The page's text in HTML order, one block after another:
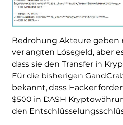
Bedrohung Akteure geben
verlangten Lösegeld, aber
dass sie den Transfer in
Für die bisherigen
bekannt, dass Hacker
$500 in DASH
den